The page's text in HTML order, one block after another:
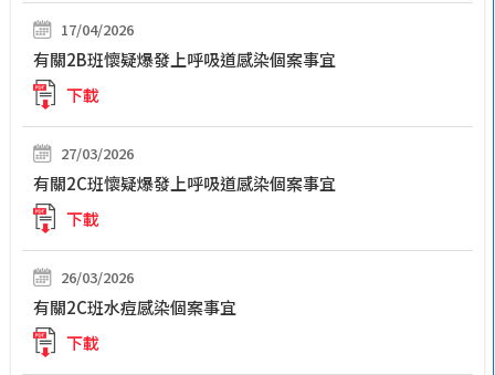
17/04/2026
有關2B班懷疑爆發上呼吸道感染個案事宜
下載
27/03/2026
有關2C班懷疑爆發上呼吸道感染個案事宜
下載
26/03/2026
有關2C班水痘感染個案事宜
下載